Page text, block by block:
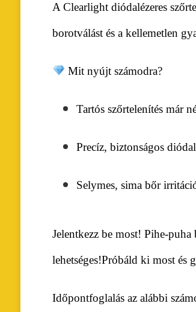
A Clearlight diódalézeres
borotválást és a kellemetlen
Mit nyújt számodra?
Tartós szőrtelenítés már
Precíz, biztonságos
Selymes, sima bőr
Jelentkezz be most! Pihe-puha
lehetséges!Próbáld ki most és
Időpontfoglalás az alábbi